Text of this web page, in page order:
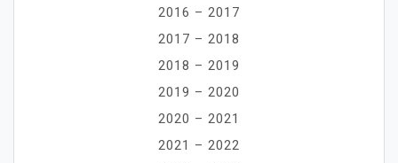
2016 – 2017
2017 – 2018
2018 – 2019
2019 – 2020
2020 – 2021
2021 – 2022